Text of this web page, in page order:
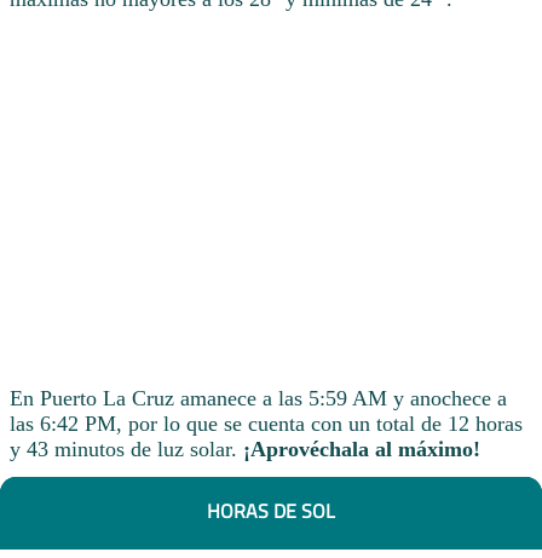
En Puerto La Cruz amanece a las 5:59 AM y anochece a
las 6:42 PM, por lo que se cuenta con un total de 12 horas
y 43 minutos de luz solar. ¡Aprovéchala al máximo!
HORAS DE SOL